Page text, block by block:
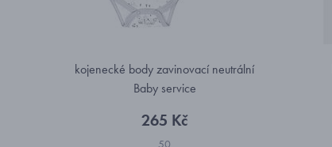
kojenecké body zavinovací neutrální
Baby service
265 Kč
50